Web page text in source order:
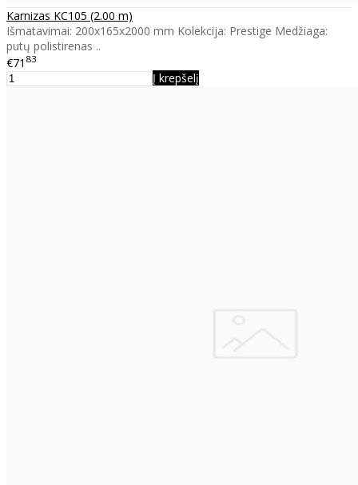
Karnizas KC105 (2.00 m)
Išmatavimai: 200x165x2000 mm Kolekcija: Prestige Medžiaga:
putų polistirenas ..
€71 83
Į krepšelį